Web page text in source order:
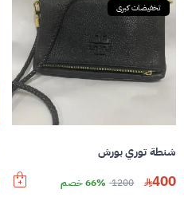
تخفيضات كبرى
شنطة توري بورش
400
1200 66% خصم